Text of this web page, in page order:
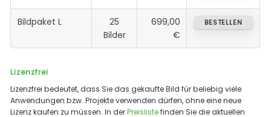
Bildpaket L
25
Bilder
699,00
€
BESTELLEN
Lizenzfrei
Lizenzfrei bedeutet, dass Sie das gekaufte Bild für beliebig viele
Anwendungen bzw. Projekte verwenden dürfen, ohne eine neue
Lizenz kaufen zu müssen. In derPreislistefinden Sie die aktuellen